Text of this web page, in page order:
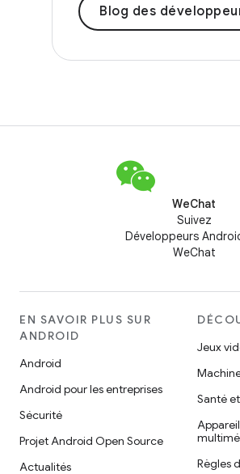
Blog des
WeChat
Suivez
Développeurs
WeChat
EN SAVOIR PLUS SUR
ANDROID
Android
Android pour les entreprises
Sécurité
Projet Android Open Source
Actualités
Jeux
Santé
Règles